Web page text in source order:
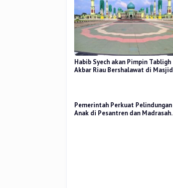
Habib Syech akan Pimpin Tabligh
Akbar Riau Bershalawat di Masjid
Pemerintah Perkuat Pelindungan
Anak di Pesantren dan Madrasah